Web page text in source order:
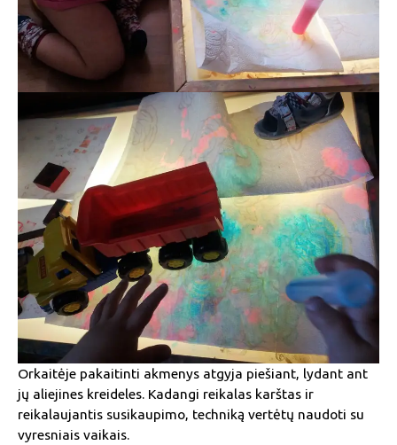
Orkaitėje pakaitinti akmenys atgyja piešiant, lydant ant
jų aliejines kreideles. Kadangi reikalas karštas ir
reikalaujantis susikaupimo, techniką vertėtų naudoti su
vyresniais vaikais.